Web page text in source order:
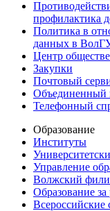
профилактика
Политика в
данных в
Центр
Закупки
Почтовый
Объединенный
Телефонный
Образование
Институты
Управление
Волжский
Образование